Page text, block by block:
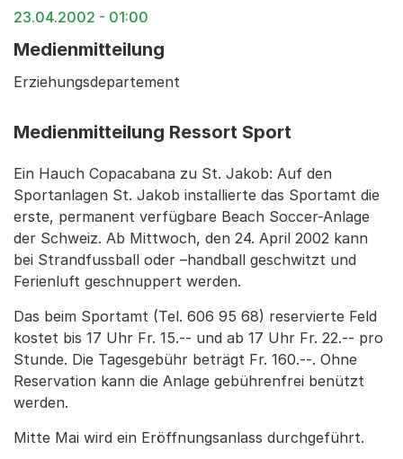
23.04.2002 - 01:00
Medienmitteilung
Erziehungsdepartement
Medienmitteilung Ressort Sport
Ein Hauch Copacabana zu St. Jakob: Auf den
Sportanlagen St. Jakob installierte das Sportamt die
erste, permanent verfügbare Beach Soccer-Anlage
der Schweiz. Ab Mittwoch, den 24. April 2002 kann
bei Strandfussball oder –handball geschwitzt und
Ferienluft geschnuppert werden.
Das beim Sportamt (Tel. 606 95 68) reservierte Feld
kostet bis 17 Uhr Fr. 15.-- und ab 17 Uhr Fr. 22.-- pro
Stunde. Die Tagesgebühr beträgt Fr. 160.--. Ohne
Reservation kann die Anlage gebührenfrei benützt
werden.
Mitte Mai wird ein Eröffnungsanlass durchgeführt.